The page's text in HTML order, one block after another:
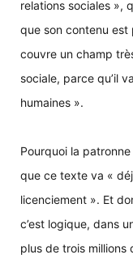
relations sociales »,
que son contenu est
couvre un champ
sociale, parce qu’il
humaines ».
Pourquoi la
que ce texte va «
licenciement ». Et
c’est logique, dans
plus de trois millions